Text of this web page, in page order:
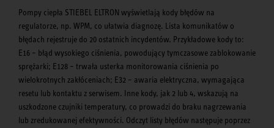
Pompy ciepła STIEBEL ELTRON wyświetlają kody błędów na
regulatorze, np. WPM, co ułatwia diagnozę. Lista komunikatów o
błędach rejestruje do 20 ostatnich incydentów. Przykładowe kody to:
E16 – błąd wysokiego ciśnienia, powodujący tymczasowe zablokowanie
sprężarki; E128 – trwała usterka monitorowania ciśnienia po
wielokrotnych zakłóceniach; E32 – awaria elektryczna, wymagająca
resetu lub kontaktu z serwisem. Inne kody, jak 2 lub 4, wskazują na
uszkodzone czujniki temperatury, co prowadzi do braku nagrzewania
lub zredukowanej efektywności. Odczyt listy błędów następuje poprzez